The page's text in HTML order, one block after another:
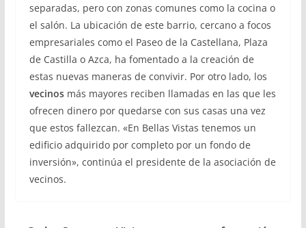
separadas, pero con zonas comunes como la cocina o
el salón. La ubicación de este barrio, cercano a focos
empresariales como el Paseo de la Castellana, Plaza
de Castilla o Azca, ha fomentado a la creación de
estas nuevas maneras de convivir. Por otro lado, los
vecinosmás mayores reciben llamadas en las que les
ofrecen dinero por quedarse con sus casas una vez
que estos fallezcan. «En Bellas Vistas tenemos un
edificio adquirido por completo por un fondo de
inversión», continúa el presidente de la asociación de
vecinos.